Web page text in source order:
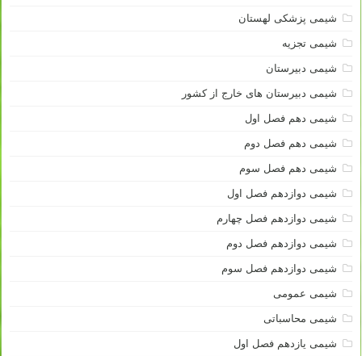
شیمی پزشکی لهستان
شیمی تجزیه
شیمی دبیرستان
شیمی دبیرستان های خارج از کشور
شیمی دهم فصل اول
شیمی دهم فصل دوم
شیمی دهم فصل سوم
شیمی دوازدهم فصل اول
شیمی دوازدهم فصل چهارم
شیمی دوازدهم فصل دوم
شیمی دوازدهم فصل سوم
شیمی عمومی
شیمی محاسباتی
شیمی یازدهم فصل اول